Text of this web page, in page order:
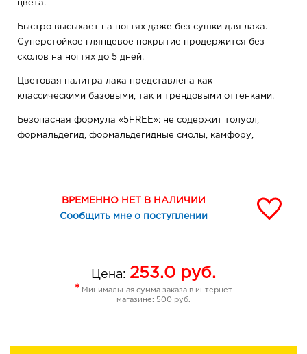
цвета.
Быстро высыхает на ногтях даже без сушки для лака.
Суперстойкое глянцевое покрытие продержится без
сколов на ногтях до 5 дней.
Цветовая палитра лака представлена как
классическими базовыми, так и трендовыми оттенками.
Безопасная формула «5FREE»: не содержит толуол,
формальдегид, формальдегидные смолы, камфору,
закреплении топовым покрытием.
ВРЕМЕННО НЕТ В НАЛИЧИИ
Сообщить мне о поступлении
Цена: 253.0 руб.
* Минимальная сумма заказа в интернет
магазине: 500 руб.